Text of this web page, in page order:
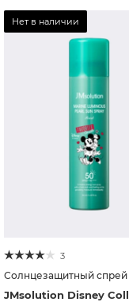
Нет в наличии
3
Солнцезащитный спрей
JMsolution Disney